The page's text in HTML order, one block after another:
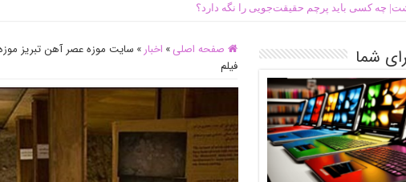
‌چه کسی باید پرچم حقیقت‌جویی را نگه دارد؟
صفحه اصلی » اخبار »
فیلم
شما